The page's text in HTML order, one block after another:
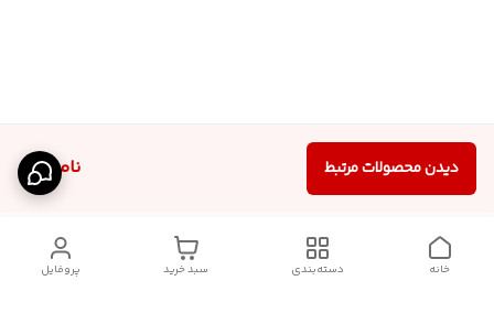
ناموجود دیدن محصولات مرتبط
پروفایل سبد خرید دسته‌بندی خانه